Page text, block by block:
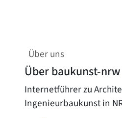
Über uns
Über baukunst-nrw
Internetführer zu
Ingenieurbaukunst in